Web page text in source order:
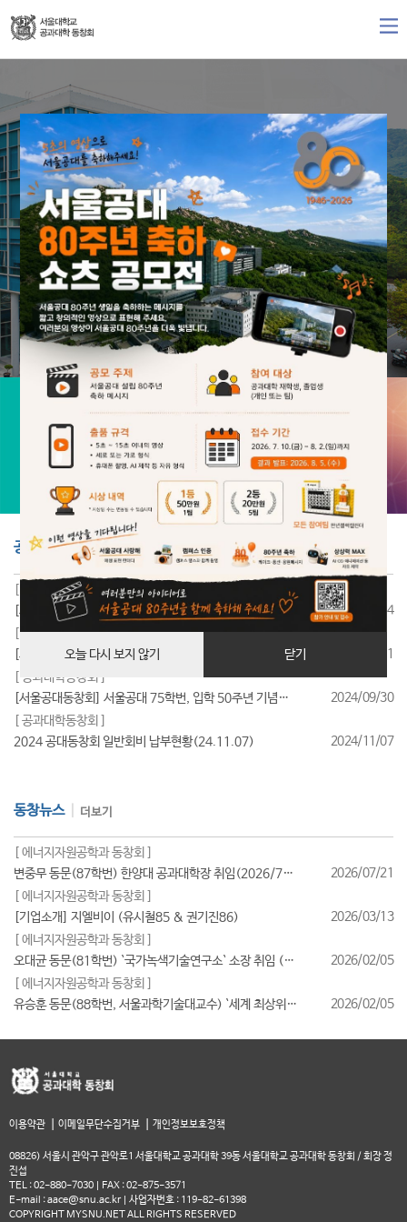
오늘 다시 보지 않기 닫기
공지사항 더보기
[ 공과대학동창회 ]
[서울공대동창회] 서울공대 85학번, 입학 40주년 기념행사 성료
2025/07/24
[ 공과대학동창회 ]
[서울공대동창회] 서울공대 95학번, 입학 30주년 기념행사 성료
2025/07/11
[ 공과대학동창회 ]
[서울공대동창회] 서울공대 75학번, 입학 50주년 기념행사 성료
2024/09/30
[ 공과대학동창회 ]
2024 공대동창회 일반회비 납부현황(24.11.07)
2024/11/07
동창뉴스 더보기
[ 에너지자원공학과 동창회 ]
변중무 동문(87학번) 한양대 공과대학장 취임(2026/7/1일자)
2026/07/21
[ 에너지자원공학과 동창회 ]
[기업소개] 지엘비이 (유시철85 & 권기진86)
2026/03/13
[ 에너지자원공학과 동창회 ]
오대균 동문(81학번) `국가녹색기술연구소` 소장 취임 (2026/2월)
2026/02/05
[ 에너지자원공학과 동창회 ]
유승훈 동문(88학번, 서울과학기술대교수) `세계 최상위 연구자 2025` 등재
2026/02/05
이용약관 이메일무단수집거부 개인정보보호정책
08826) 서울시 관악구 관악로1 서울대학교 공과대학 39동 서울대학교 공과대학 동창회 / 회장 정
진섭
TEL : 02-880-7030 | FAX : 02-875-3571
E-mail : aace@snu.ac.kr | 사업자번호 : 119-82-61398
COPYRIGHT MYSNU.NET ALL RIGHTS RESERVED